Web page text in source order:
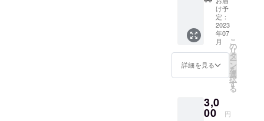
け予
定：
2023
年07
月
詳細を見る
こ
の
リ
タ
ー
ン
を
選
択
す
る
3,0
00 円